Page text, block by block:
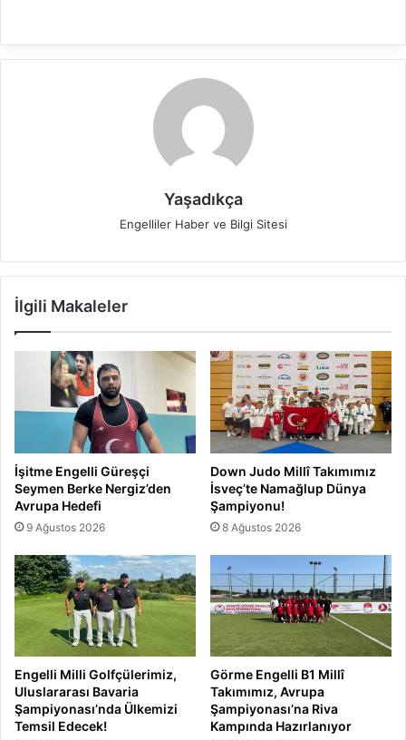
Yaşadıkça
Engelliler Haber ve Bilgi Sitesi
İlgili Makaleler
İşitme Engelli Güreşçi
Seymen Berke Nergiz’den
Avrupa Hedefi
9 Ağustos 2026
Down Judo Millî Takımımız
İsveç’te Namağlup Dünya
Şampiyonu!
8 Ağustos 2026
Engelli Milli Golfçülerimiz,
Uluslararası Bavaria
Şampiyonası’nda Ülkemizi
Temsil Edecek!
Görme Engelli B1 Millî
Takımımız, Avrupa
Şampiyonası’na Riva
Kampında Hazırlanıyor